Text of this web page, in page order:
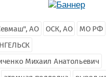
АО ОСК, АО
МО РФ
Михаил Анатольевич